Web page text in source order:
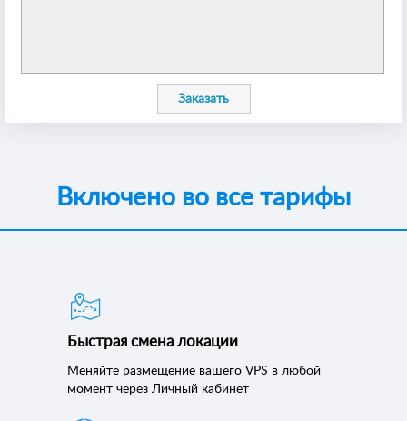
Заказать
Включено во все тарифы
Быстрая смена локации
Меняйте размещение вашего VPS в любой
момент через Личный кабинет